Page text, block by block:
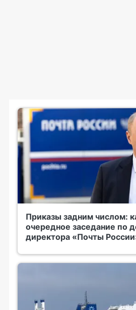
Приказы задним числом:
очередное заседание по
директора «Почты